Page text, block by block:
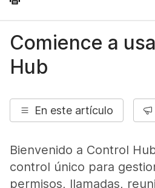
Comience a
Hub
En este artículo
Bienvenido a Control
control único para
permisos, llamadas,